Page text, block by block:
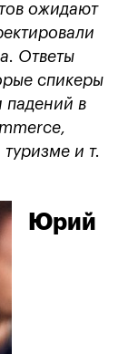
ожидают
Ответы
спикеры
падений в
,
и т.
Юрий